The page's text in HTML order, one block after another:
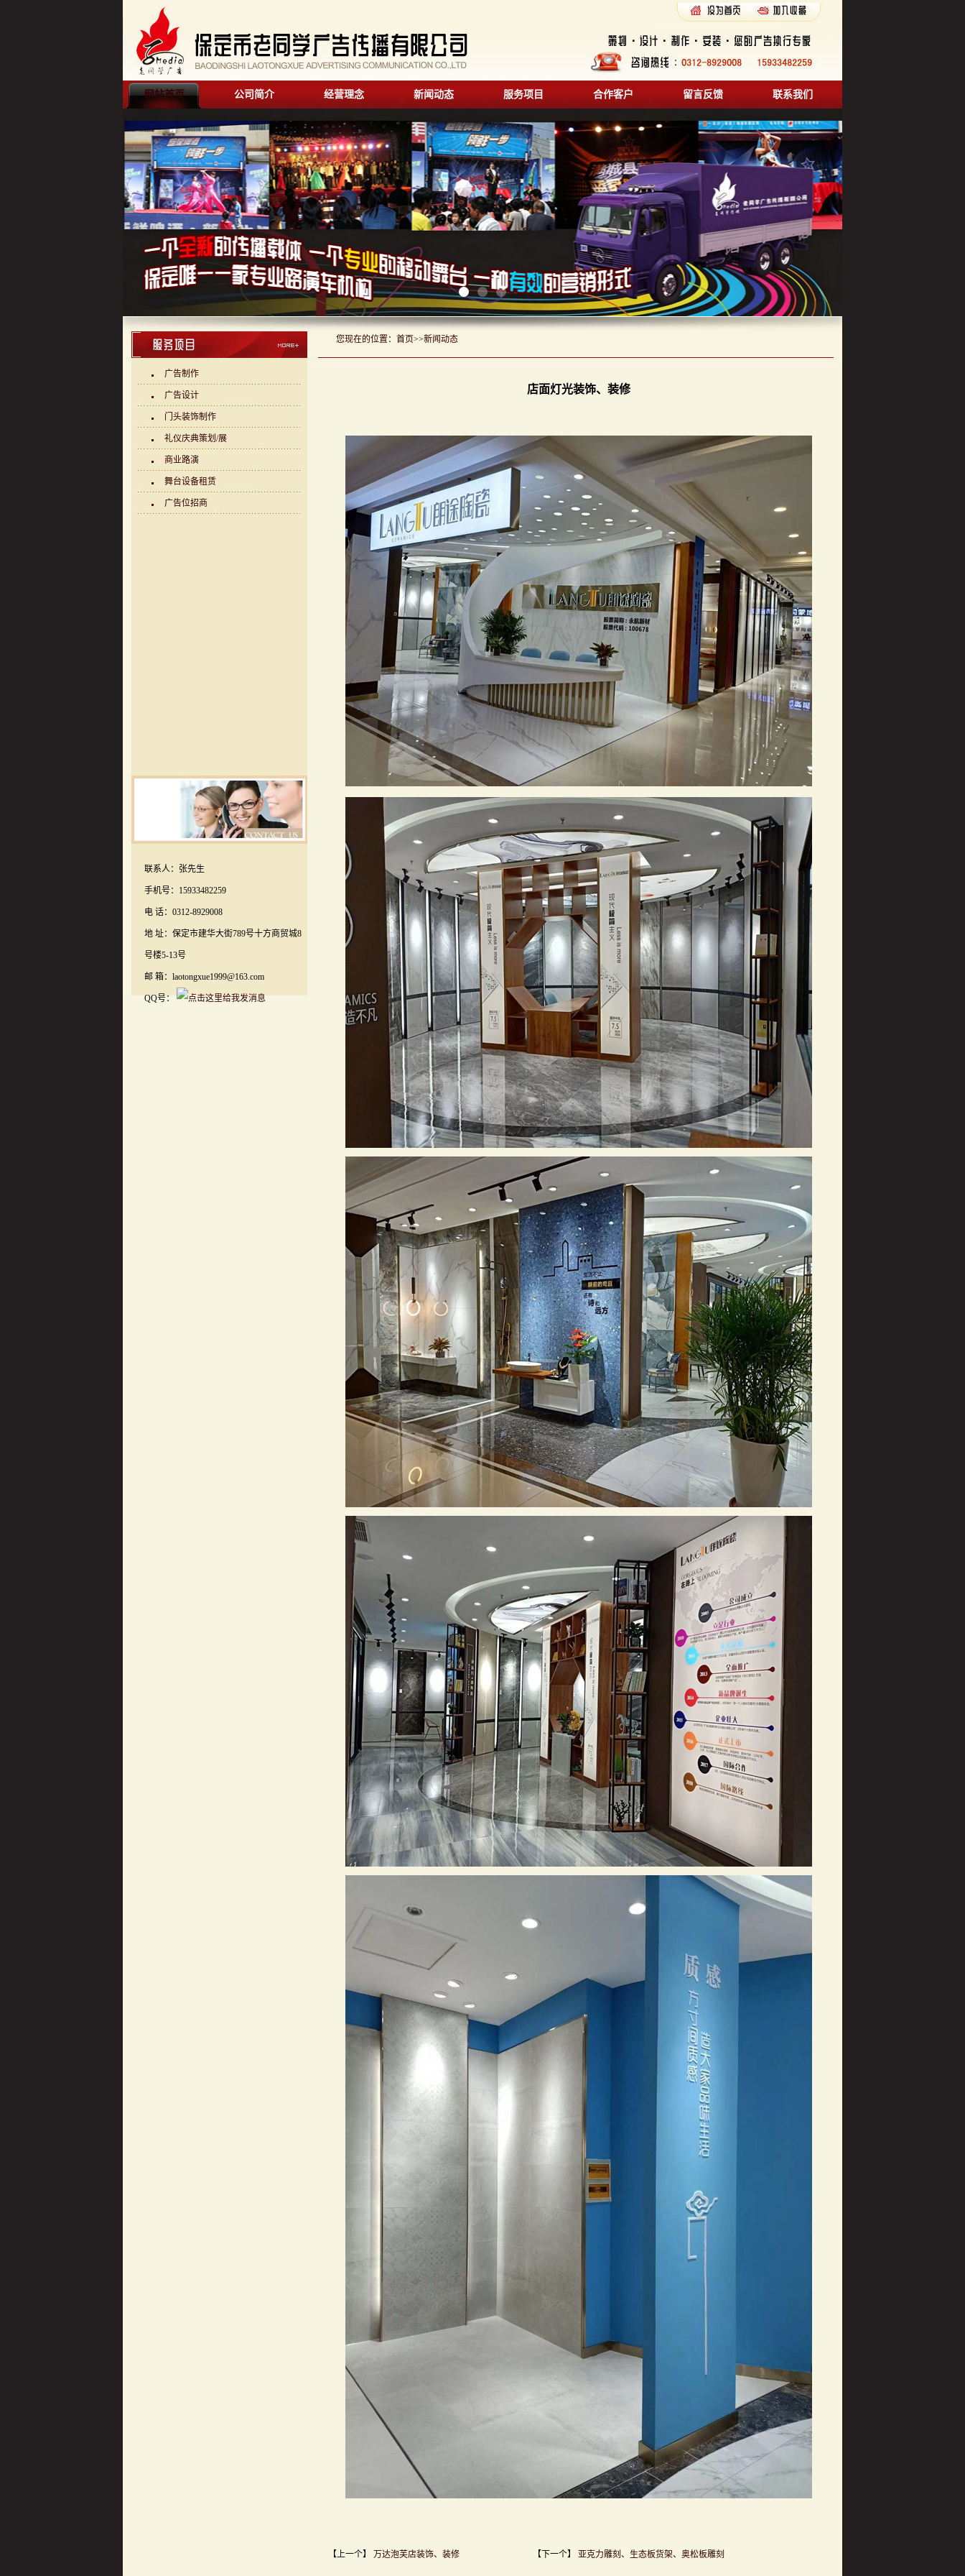
网站首页 公司简介 经营理念 新闻动态 服务项目 合作客户 留言反馈 联系我们
广告制作
广告设计
门头装饰制作
礼仪庆典策划/展
商业路演
舞台设备租赁
广告位招商
联系人：张先生
手机号：15933482259
电 话：0312-8929008
地 址：保定市建华大街789号十方商贸城8
号楼5-13号
邮 箱：laotongxue1999@163.com
QQ号：
您现在的位置： 首页>>新闻动态
店面灯光装饰、装修
【上一个】 万达泡芙店装饰、装修 【下一个】 亚克力雕刻、生态板货架、奥松板雕刻